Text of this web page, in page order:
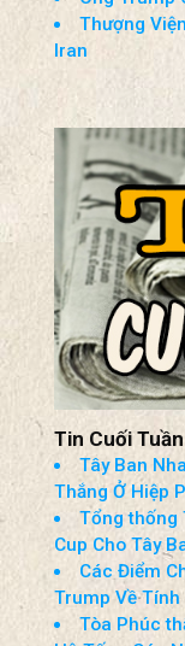
Giám Đốc Tình
Mỹ Đánh
Đạn Đạo Của
Mỹ Sẽ
Iran Không
Ông Trump
Thượng
Iran
Tin Cuối
Tây Ban
Thắng Ở Hiệp